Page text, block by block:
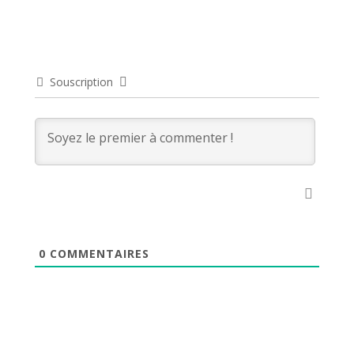
Souscription
0 COMMENTAIRES